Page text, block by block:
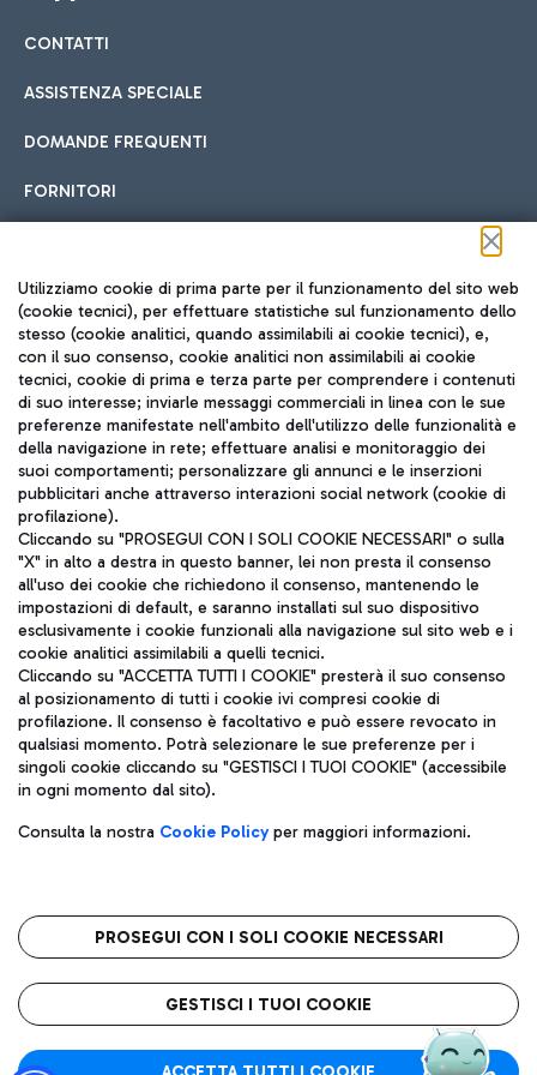
Cucina Internazionale
Fast Food
Pizza
Gelateria
Wine Bar & Sparkling
Hotel in aeroporto
Scegli l'alloggio più adatto e approfitta della vicinanza
all'aeroporto.
Car sharing
Con il Car Sharing è ancora più facile spostarsi
Treno
Raggiungi velocemente l'aeroporto di Fiumicino da Roma
tramite i servizi ferroviari Trenitalia.
Autobus
Scopri le linee di autobus per raggiungere l'aeroporto
Leonardo Da Vinci.
Raggiungi l’aeroporto senza pensieri con il servizio di taxi a
Ristoranti
Scopri la nostra offerta per una pausa gustosa in aeroporto
Mappa Aeroporto Fiumicino
CONTATTI
ASSISTENZA SPECIALE
DOMANDE FREQUENTI
FORNITORI
Seguici sui social
TRAVEL JOURNAL
ITA
Aeroporti di Roma S.p.A. - Società soggetta a direzione e
coordinamento di Mundys S.p.A.
Codice fiscale e Registro delle Imprese di Roma 13032990155 P.
IVA 06572251004
Capitale sociale 62.224.743,00 int. vers.
Sede legale: Via Pier Paolo Racchetti 1 - 00054 Fiumicino (RM)
telefono +39 06 65951
Privacy policy
Note legali
Roma FCO
L'aeroporto stellato
Utilizziamo cookie di prima parte per il funzionamento del sito web
(cookie tecnici), per effettuare statistiche sul funzionamento dello
stesso (cookie analitici, quando assimilabili ai cookie tecnici), e,
con il suo consenso, cookie analitici non assimilabili ai cookie
tecnici, cookie di prima e terza parte per comprendere i contenuti
di suo interesse; inviarle messaggi commerciali in linea con le sue
preferenze manifestate nell'ambito dell'utilizzo delle funzionalità e
della navigazione in rete; effettuare analisi e monitoraggio dei
suoi comportamenti; personalizzare gli annunci e le inserzioni
pubblicitari anche attraverso interazioni social network (cookie di
profilazione).
Cliccando su "PROSEGUI CON I SOLI COOKIE NECESSARI" o sulla
"X" in alto a destra in questo banner, lei non presta il consenso
all'uso dei cookie che richiedono il consenso, mantenendo le
impostazioni di default, e saranno installati sul suo dispositivo
esclusivamente i cookie funzionali alla navigazione sul sito web e i
cookie analitici assimilabili a quelli tecnici.
Cliccando su "ACCETTA TUTTI I COOKIE" presterà il suo consenso
al posizionamento di tutti i cookie ivi compresi cookie di
profilazione. Il consenso è facoltativo e può essere revocato in
qualsiasi momento. Potrà selezionare le sue preferenze per i
singoli cookie cliccando su "GESTISCI I TUOI COOKIE" (accessibile
in ogni momento dal sito).
Consulta la nostra Cookie Policyper maggiori informazioni.
PROSEGUI CON I SOLI COOKIE NECESSARI
GESTISCI I TUOI COOKIE